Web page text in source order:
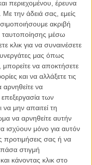
περιεχομένου, έρευνα
Με την άδειά σας, εμείς
ακριβή
ταυτοποίησης μέσω
κλικ για να συναινέσετε
μας όπως
να αποκτήσετε
και να αλλάξετε τις
αρνηθείτε να
των
μην απαιτεί τη
να αρνηθείτε αυτήν
ισχύουν μόνο για αυτόν
προτιμήσεις σας ή να
στιγμή
κάνοντας κλικ στο
έκτακτη επιχορήγηση
του Κέντρο για το
τη διαφορά στα
Κέντρο
στο enetpress.gr
ανοίγουν ένα νέο
Κινηματογράφου
του Διοικητικού
Τίμωνα Κουλμάση και
Ελληνικού Κέντρου